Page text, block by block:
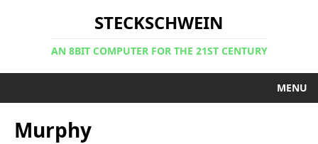
STECKSCHWEIN
AN 8BIT COMPUTER FOR THE 21ST CENTURY
MENU
Murphy